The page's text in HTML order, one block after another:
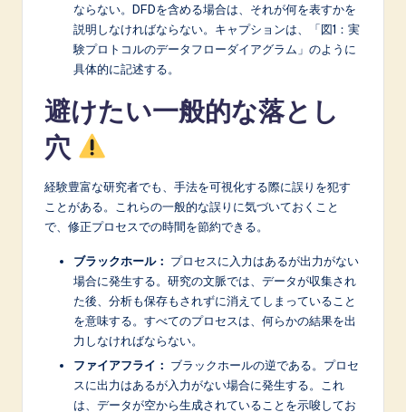
ならない。DFDを含める場合は、それが何を表すかを
説明しなければならない。キャプションは、「図1：実
験プロトコルのデータフローダイアグラム」のように
具体的に記述する。
避けたい一般的な落とし
穴
経験豊富な研究者でも、手法を可視化する際に誤りを犯す
ことがある。これらの一般的な誤りに気づいておくこと
で、修正プロセスでの時間を節約できる。
ブラックホール： プロセスに入力はあるが出力がない
場合に発生する。研究の文脈では、データが収集され
た後、分析も保存もされずに消えてしまっていること
を意味する。すべてのプロセスは、何らかの結果を出
力しなければならない。
ファイアフライ： ブラックホールの逆である。プロセ
スに出力はあるが入力がない場合に発生する。これ
は、データが空から生成されていることを示唆してお